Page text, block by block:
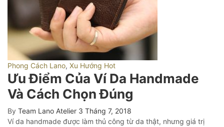
Phong Cách Lano, Xu Hướng Hot
Ưu Điểm Của Ví Da Handmade
Và Cách Chọn Đúng
By Team Lano Atelier 3 Tháng 7, 2018
Ví da handmade được làm thủ công từ da thật, nhưng giá trị